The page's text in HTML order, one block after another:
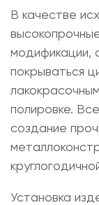
В качестве
модификации,
покрываться
полировке.
создание
Установка